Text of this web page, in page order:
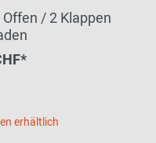
/ 2 Klappen
erhältlich